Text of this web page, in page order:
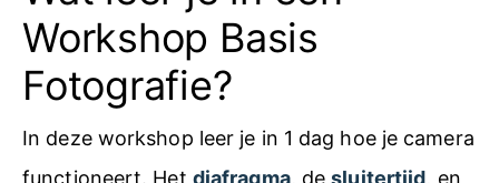
Workshop Basis
Fotografie?
In deze workshop leer je in 1 dag hoe je camera
functioneert. Het diafragma, desluitertijd, en